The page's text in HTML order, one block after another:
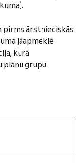
pirms ārstnieciskās
jāapmeklē
kurā
plānu grupu